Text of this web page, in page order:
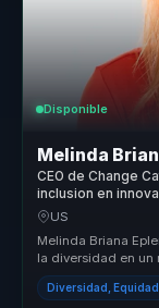
Disponible
Melinda
CEO de Change
inclusion en
equipos.
US
Melinda Briana
la diversidad en
organizaciones. S...
Diversidad,